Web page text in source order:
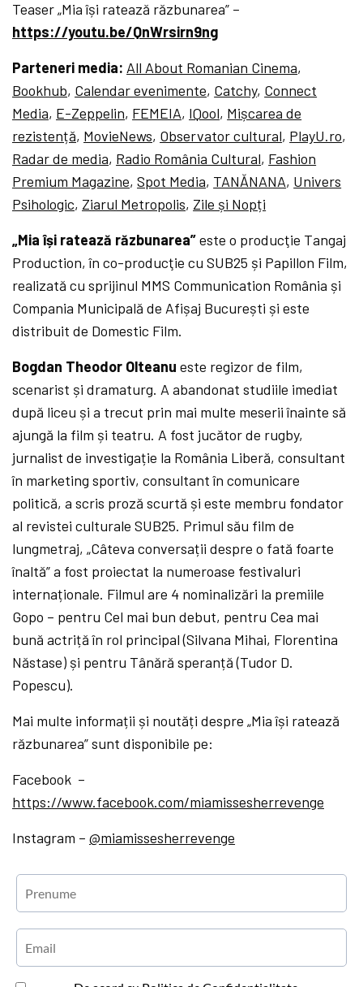
Teaser „Mia își ratează răzbunarea” –
https://youtu.be/QnWrsirn9ng
Parteneri media: All About Romanian Cinema,
Bookhub, Calendar evenimente, Catchy, Connect
Media, E-Zeppelin, FEMEIA, IQool, Mișcarea de
rezistență, MovieNews, Observator cultural, PlayU.ro,
Radar de media, Radio România Cultural, Fashion
Premium Magazine,Spot Media, TANĂNANA, Univers
Psihologic, Ziarul Metropolis, Zile și Nopți
„Mia își ratează răzbunarea”este o producţie Tangaj
Production, în co-producţie cu SUB25 și Papillon Film,
realizată cu sprijinul MMS Communication România și
Compania Municipală de Afișaj București și este
distribuit de Domestic Film.
Bogdan Theodor Olteanu este regizor de film,
scenarist și dramaturg. A abandonat studiile imediat
după liceu și a trecut prin mai multe meserii înainte să
ajungă la film și teatru. A fost jucător de rugby,
jurnalist de investigație la România Liberă, consultant
în marketing sportiv, consultant în comunicare
politică, a scris proză scurtă și este membru fondator
al revistei culturale SUB25. Primul său film de
lungmetraj, „Câteva conversații despre o fată foarte
înaltă” a fost proiectat la numeroase festivaluri
internaționale. Filmul are 4 nominalizări la premiile
Gopo – pentru Cel mai bun debut, pentru Cea mai
bună actriță în rol principal (Silvana Mihai, Florentina
Năstase) și pentru Tânără speranță (Tudor D.
Popescu).
Mai multe informații și noutăți despre „Mia își ratează
răzbunarea” sunt disponibile pe:
Facebook –
https://www.facebook.com/miamissesherrevenge
Instagram –@miamissesherrevenge